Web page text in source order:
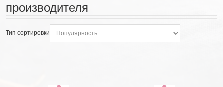
производителя
Тип сортировки